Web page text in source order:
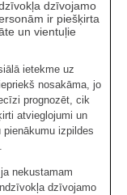
dzīvojamo
ir piešķirta
un vientuļie
ietekme uz
nosakāma, jo
prognozēt, cik
atvieglojumi un
izpildes
nekustamam
dzīvojamo